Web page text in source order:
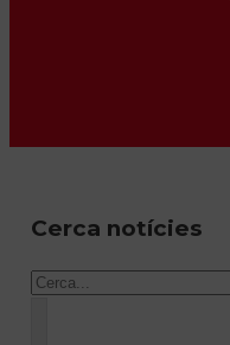
Cerca notícies
Cercar